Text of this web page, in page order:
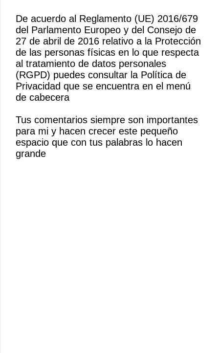
P
u
b
l
i
c
a
u
n
c
o
De acuerdo al Reglamento (UE) 2016/679
del Parlamento Europeo y del Consejo de
27 de abril de 2016 relativo a la Protección
de las personas físicas en lo que respecta
al tratamiento de datos personales
(RGPD) puedes consultar la Política de
Privacidad que se encuentra en el menú
de cabecera
Tus comentarios siempre son importantes
para mi y hacen crecer este pequeño
espacio que con tus palabras lo hacen
grande